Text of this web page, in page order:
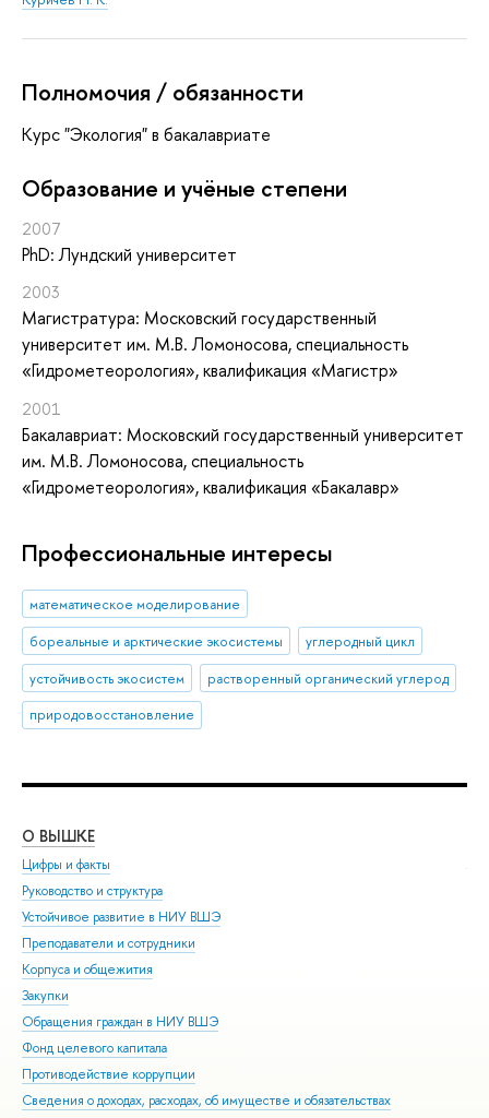
Полномочия / обязанности
Курс "Экология" в бакалавриате
Oбразование и учёные степени
2007
PhD: Лундский университет
2003
Магистратура: Московский государственный
университет им. М.В. Ломоносова, специальность
«Гидрометеорология», квалификация «Магистр»
2001
Бакалавриат: Московский государственный университет
им. М.В. Ломоносова, специальность
«Гидрометеорология», квалификация «Бакалавр»
Профессиональные интересы
математическое моделирование
бореальные и арктические экосистемы
углеродный цикл
устойчивость экосистем
растворенный органический углерод
природовосстановление
О ВЫШКЕ
Цифры и факты
Руководство и структура
Устойчивое развитие в НИУ ВШЭ
Преподаватели и сотрудники
Корпуса и общежития
Закупки
Обращения граждан в НИУ ВШЭ
Фонд целевого капитала
Противодействие коррупции
Сведения о доходах, расходах, об имуществе и обязательствах